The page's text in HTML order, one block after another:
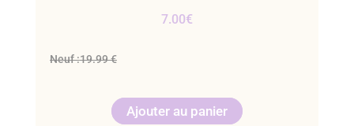
7.00€
Neuf :19.99 €
Ajouter au panier